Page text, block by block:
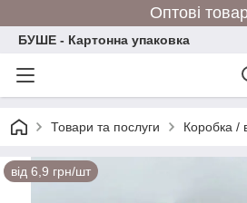
Оптові
БУШЕ - Картонна упаковка
Товари та послуги Коробка /
від 6,9 грн/шт